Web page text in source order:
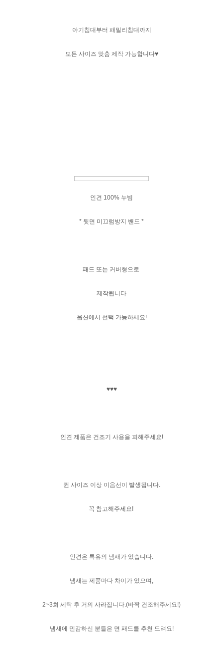
아기침대부터 패밀리침대까지
모든 사이즈 맞춤 제작 가능합니다♥
인견 100% 누빔
* 뒷면 미끄럼방지 밴드 *
패드 또는 커버형으로
제작됩니다
옵션에서 선택 가능하세요!
♥♥♥
인견 제품은 건조기 사용을 피해주세요!
퀸 사이즈 이상 이음선이 발생됩니다.
꼭 참고해주세요!
인견은 특유의 냄새가 있습니다.
냄새는 제품마다 차이가 있으며,
2~3회 세탁 후 거의 사라집니다.(바짝 건조해주세요!)
냄새에 민감하신 분들은 면 패드를 추천 드려요!